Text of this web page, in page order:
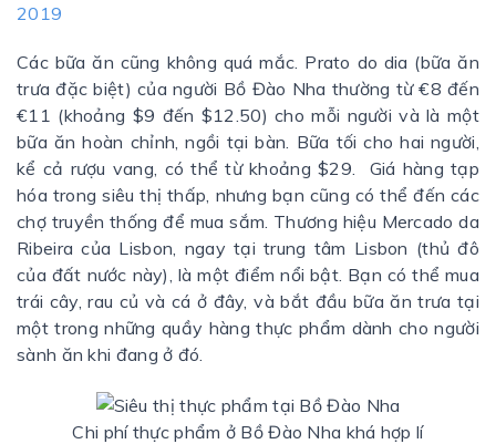
2019
Các bữa ăn cũng không quá mắc. Prato do dia (bữa ăn
trưa đặc biệt) của người Bồ Đào Nha thường từ €8 đến
€11 (khoảng $9 đến $12.50) cho mỗi người và là một
bữa ăn hoàn chỉnh, ngồi tại bàn. Bữa tối cho hai người,
kể cả rượu vang, có thể từ khoảng $29. Giá hàng tạp
hóa trong siêu thị thấp, nhưng bạn cũng có thể đến các
chợ truyền thống để mua sắm. Thương hiệu Mercado da
Ribeira của Lisbon, ngay tại trung tâm Lisbon (thủ đô
của đất nước này), là một điểm nổi bật. Bạn có thể mua
trái cây, rau củ và cá ở đây, và bắt đầu bữa ăn trưa tại
một trong những quầy hàng thực phẩm dành cho người
sành ăn khi đang ở đó.
Chi phí thực phẩm ở Bồ Đào Nha khá hợp lí